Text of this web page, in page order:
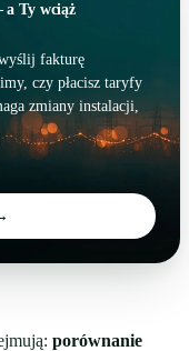
a Ty wciąż
fakturę
czy płacisz taryfy
zmiany instalacji,
porównanie